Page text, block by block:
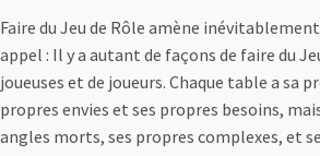
Faire du Jeu de Rôle amène
appel : Il y a autant de façons de faire du
joueuses et de joueurs. Chaque table a sa
propres envies et ses propres besoins,
angles morts, ses propres complexes, et